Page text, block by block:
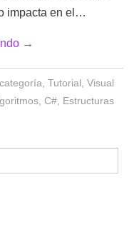
impacta en el…
→
, Tutorial, Visual
, C#, Estructuras